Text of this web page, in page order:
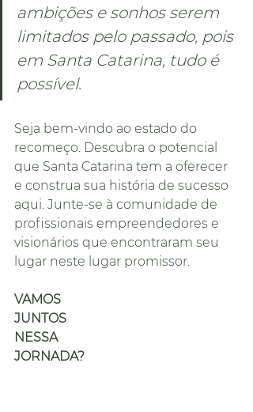
ambições e sonhos serem
limitados pelo passado, pois
em Santa Catarina, tudo é
possível.
Seja bem-vindo ao estado do
recomeço. Descubra o potencial
que Santa Catarina tem a oferecer
e construa sua história de sucesso
aqui. Junte-se à comunidade de
profissionais empreendedores e
visionários que encontraram seu
lugar neste lugar promissor.
VAMOS
JUNTOS
NESSA
JORNADA?